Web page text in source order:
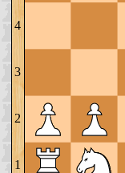
4
3
2
1